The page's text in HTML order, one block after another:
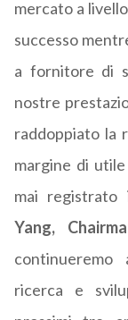
mercato a
successo
a fornitore di
nostre
raddoppiato la
margine di
mai registrato
Yang,
ricerca e